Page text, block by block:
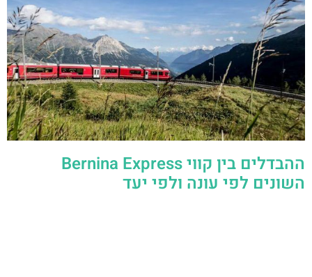
ההבדלים בין קווי Bernina Express
השונים לפי עונה ולפי יעד